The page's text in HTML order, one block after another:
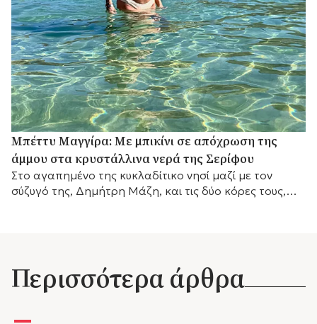
Μπέττυ Μαγγίρα: Με μπικίνι σε απόχρωση της
άμμου στα κρυστάλλινα νερά της Σερίφου
Στο αγαπημένο της κυκλαδίτικο νησί μαζί με τον
σύζυγό της, Δημήτρη Μάζη, και τις δύο κόρες τους,
Περισσότερα άρθρα